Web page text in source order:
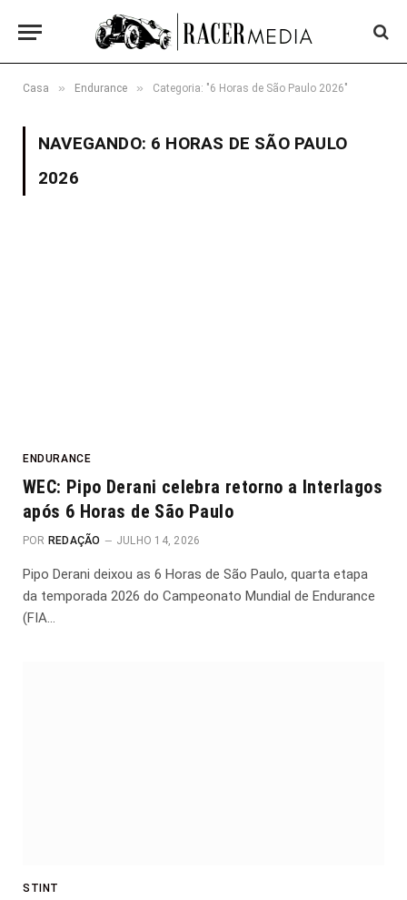
Casa » Endurance » Categoria: "6 Horas de São Paulo 2026"
NAVEGANDO: 6 HORAS DE SÃO PAULO
2026
ENDURANCE
WEC: Pipo Derani celebra retorno a Interlagos
após 6 Horas de São Paulo
POR REDAÇÃO JULHO 14, 2026
Pipo Derani deixou as 6 Horas de São Paulo, quarta etapa
da temporada 2026 do Campeonato Mundial de Endurance
(FIA…
STINT